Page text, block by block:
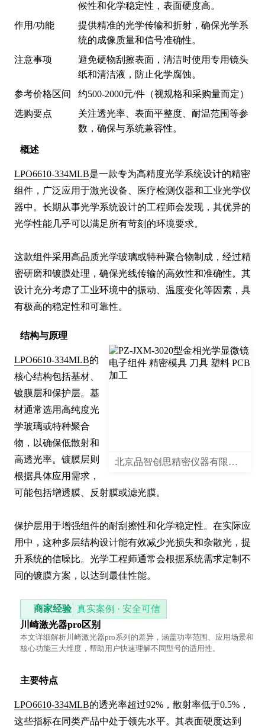
概述
LPO6610-334MLB是一款专为高精度光学系统设计的精密
组件，广泛应用于激光设备、医疗检测仪器和工业光学仪
器中。长期从事光学系统设计的工程师会发现，其优异的
光学性能几乎可以满足所有苛刻的环境要求。
这款组件采用高品质光学玻璃或特种聚合物制成，经过精
密研磨和镀膜处理，确保光线传输的高效性和准确性。其
设计充分考虑了工业环境中的振动、温度变化等因素，具
有极高的稳定性和可靠性。
结构与原理
北京品智创思精密仪器有限公司
LPO6610-334MLB的
核心结构包括基材、
镀膜层和保护层。基
材通常选用高纯度光
学玻璃或特种聚合
物，以确保低散射和
高透光率。镀膜层则
根据具体应用需求，
可能包括增透膜、反射膜或滤光膜。
保护层用于增强组件的耐刮擦性和化学稳定性。在实际应
用中，这种多层结构设计能有效减少光损失和杂散光，提
升系统的信噪比。光学工程师通常会根据系统需求定制不
同的镀膜方案，以达到最佳性能。
商家经验 真实案例 · 安全可信
川崎激光器pro区别
本文详细解析川崎激光器pro系列的差异，涵盖功率范围、应用场景和
核心功能三大维度，帮助用户快速理解不同型号的适用性。
主要特点
LPO6610-334MLB的透光率超过92%，散射率低于0.5%，
这些指标在同类产品中处于领先水平。其表面硬度达到
候性和化学稳定性，表面硬度高。
作用/功能
提供精准的光学传输和折射，确保光学系
统的成像质量和信号准确性。
注意事项
避免硬物刮擦表面，清洁时使用专用镜头
纸和清洁液，防止化学腐蚀。
参考价格区间
约500-2000元/件（视规格和采购量而定）
选购要点
关注透光率、表面平整度、耐温范围等参
数，确保与系统兼容性。